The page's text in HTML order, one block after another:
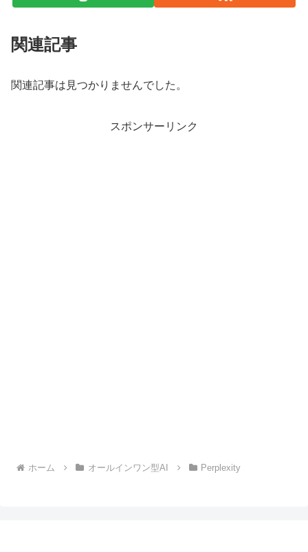
関連記事
関連記事は見つかりませんでした。
スポンサーリンク
ホーム オールインワン型AI Perplexity